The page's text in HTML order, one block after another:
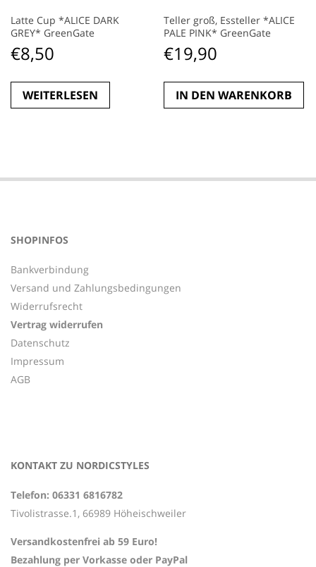
Latte Cup *ALICE DARK
GREY* GreenGate
€8,50
WEITERLESEN
Teller groß, Essteller *ALICE
PALE PINK* GreenGate
€19,90
IN DEN WARENKORB
SHOPINFOS
Bankverbindung
Versand und Zahlungsbedingungen
Widerrufsrecht
Vertrag widerrufen
Datenschutz
Impressum
AGB
KONTAKT ZU NORDICSTYLES
Telefon: 06331 6816782
Tivolistrasse.1, 66989 Höheischweiler
Versandkostenfrei ab 59 Euro!
Bezahlung per Vorkasse oder PayPal